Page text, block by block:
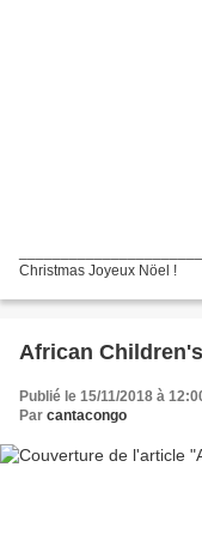
Christmas Joyeux Nöel !
African
Publié le 15/11/2018 à
Par cantacongo